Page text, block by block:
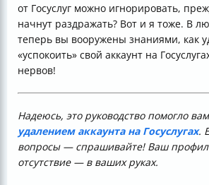
от Госуслуг можно игнорировать,
начнут раздражать? Вот и я тоже. В
теперь вы вооружены знаниями, как
«успокоить» свой аккаунт на
нервов!
Надеюсь, это руководство помогло
удалением аккаунта на Госуслугах.
вопросы — спрашивайте! Ваш
отсутствие — в ваших руках.